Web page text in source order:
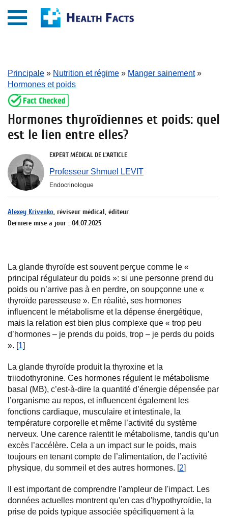
Principale » Nutrition et régime » Manger sainement»
Hormones et poids
Hormones thyroïdiennes et poids: quel
est le lien entre elles?
EXPERT MÉDICAL DE L'ARTICLE
Professeur Shmuel LEVIT
Endocrinologue
Alexey Krivenko, réviseur médical, éditeur
Dernière mise à jour : 04.07.2025
La glande thyroïde est souvent perçue comme le «
principal régulateur du poids »: si une personne prend du
poids ou n’arrive pas à en perdre, on soupçonne une «
thyroïde paresseuse ». En réalité, ses hormones
influencent le métabolisme et la dépense énergétique,
mais la relation est bien plus complexe que « trop peu
d’hormones – je prends du poids, trop – je perds du poids
». [1]
La glande thyroïde produit la thyroxine et la
triiodothyronine. Ces hormones régulent le métabolisme
basal (MB), c’est-à-dire la quantité d’énergie dépensée par
l’organisme au repos, et influencent également les
fonctions cardiaque, musculaire et intestinale, la
température corporelle et même l’activité du système
nerveux. Une carence ralentit le métabolisme, tandis qu’un
excès l’accélère. Cela a un impact sur le poids, mais
toujours en tenant compte de l’alimentation, de l’activité
physique, du sommeil et des autres hormones. [2]
Il est important de comprendre l'ampleur de l'impact. Les
données actuelles montrent qu'en cas d'hypothyroïdie, la
prise de poids typique associée spécifiquement à la